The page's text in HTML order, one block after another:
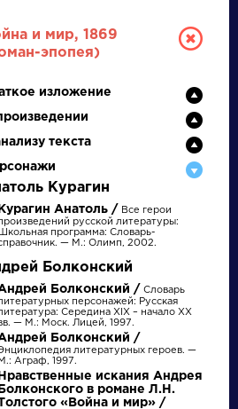
И ЕГЭ
Е Ж З И К Л
и мир, 1869
эпопея)
изложение
текста
Курагин
Курагин Анатоль / Все герои
русской литературы:
Школьная программа: Словарь-
— М.: Олимп, 2002.
Болконский
Болконский / Словарь
персонажей: Русская
Середина XIX – начало XX
— М.: Моск. Лицей, 1997.
Болконский /
литературных героев. —
М.: Аграф, 1997.
Нравственные искания Андрея
Болконского в романе Л.Н.
«Война и мир» /